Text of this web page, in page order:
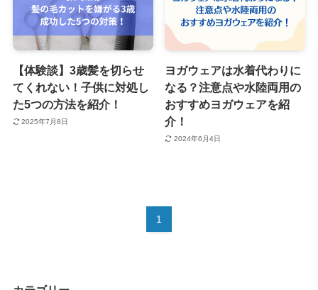
【体験談】3歳髪を切らせ
てくれない！子供に対処し
た5つの方法を紹介！
2025年7月8日
ヨガウェアは水着代わりに
なる？注意点や水陸両用の
おすすめヨガウェアを紹
介！
2024年6月4日
1